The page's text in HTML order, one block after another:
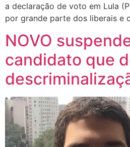
a declaração de voto em Lula
por grande parte dos liberais e
NOVO
candidato que